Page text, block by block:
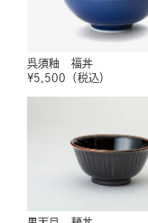
呉須釉 福丼
¥5,500 （税込）